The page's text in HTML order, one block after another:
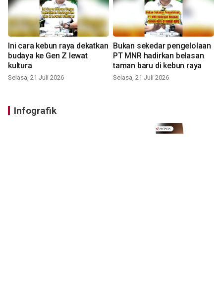
Ini cara kebun raya dekatkan
budaya ke Gen Z lewat
kultura
Selasa, 21 Juli 2026
Bukan sekedar pengelolaan
PT MNR hadirkan belasan
taman baru di kebun raya
Selasa, 21 Juli 2026
Infografik